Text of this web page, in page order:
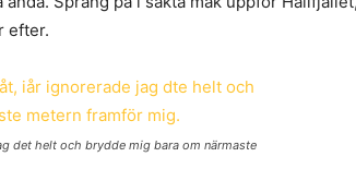
efter.
det helt och brydde mig bara om närmaste